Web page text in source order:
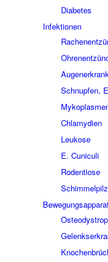
Diabetes
Infektionen
Schnupfen,
Chlamydien
Leukose
E. Cuniculi
Rodentiose